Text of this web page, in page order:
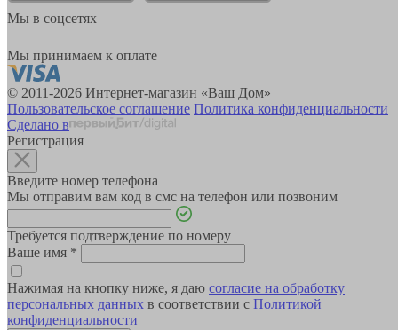
Мы в соцсетях
Мы принимаем к оплате
© 2011-2026 Интернет-магазин «Ваш Дом»
Пользовательское соглашение Политика конфиденциальности
Сделано в
Регистрация
Введите номер телефона
Мы отправим вам код в смс на телефон или позвоним
Требуется подтверждение по номеру
Ваше имя *
Нажимая на кнопку ниже, я даю согласие на обработку
персональных данных в соответствии с Политикой
конфиденциальности